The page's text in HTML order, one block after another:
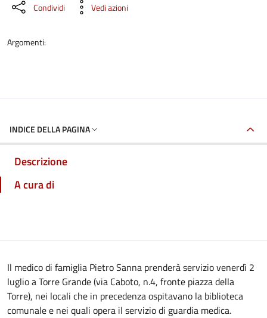
Condividi Vedi azioni
Argomenti:
INDICE DELLA PAGINA
Descrizione
A cura di
Il medico di famiglia Pietro Sanna prenderà servizio venerdì 2
luglio a Torre Grande (via Caboto, n.4, fronte piazza della
Torre), nei locali che in precedenza ospitavano la biblioteca
comunale e nei quali opera il servizio di guardia medica.